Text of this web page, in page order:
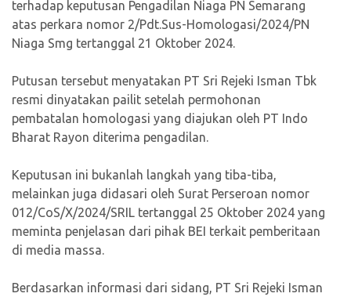
terhadap keputusan Pengadilan Niaga PN Semarang
atas perkara nomor 2/Pdt.Sus-Homologasi/2024/PN
Niaga Smg tertanggal 21 Oktober 2024.
Putusan tersebut menyatakan PT Sri Rejeki Isman Tbk
resmi dinyatakan pailit setelah permohonan
pembatalan homologasi yang diajukan oleh PT Indo
Bharat Rayon diterima pengadilan.
Keputusan ini bukanlah langkah yang tiba-tiba,
melainkan juga didasari oleh Surat Perseroan nomor
012/CoS/X/2024/SRIL tertanggal 25 Oktober 2024 yang
meminta penjelasan dari pihak BEI terkait pemberitaan
di media massa.
Berdasarkan informasi dari sidang, PT Sri Rejeki Isman